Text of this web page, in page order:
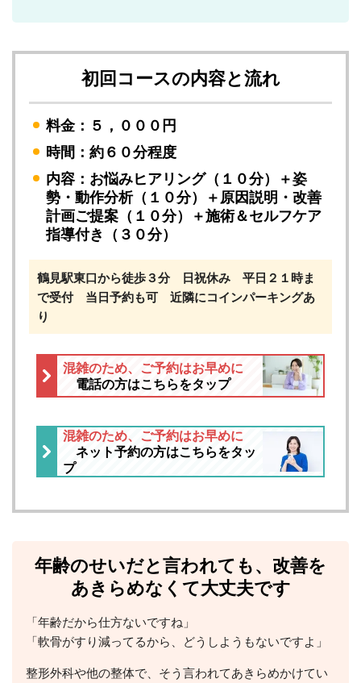
初回コースの内容と流れ
料金：５，０００円
時間：約６０分程度
内容：お悩みヒアリング（１０分）＋姿
勢・動作分析（１０分）＋原因説明・改善
計画ご提案（１０分）＋施術＆セルフケア
指導付き（３０分）
鶴見駅東口から徒歩３分 日祝休み 平日２１時ま
で受付 当日予約も可 近隣にコインパーキングあ
り
混雑のため、ご予約はお早めに
電話の方はこちらをタップ
混雑のため、ご予約はお早めに
ネット予約の方はこちらをタッ
プ
年齢のせいだと言われても、改善を
あきらめなくて大丈夫です
「年齢だから仕方ないですね」
「軟骨がすり減ってるから、どうしようもないですよ」
整形外科や他の整体で、そう言われてあきらめかけてい